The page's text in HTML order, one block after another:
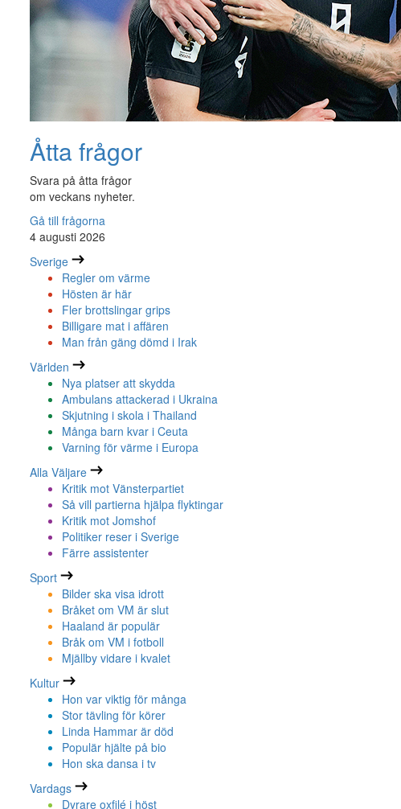
Åtta frågor
Svara på åtta frågor
om veckans nyheter.
Gå till frågorna
4 augusti 2026
Sverige
Regler om värme
Hösten är här
Fler brottslingar grips
Billigare mat i affären
Man från gäng dömd i Irak
Världen
Nya platser att skydda
Ambulans attackerad i Ukraina
Skjutning i skola i Thailand
Många barn kvar i Ceuta
Varning för värme i Europa
Alla Väljare
Kritik mot Vänsterpartiet
Så vill partierna hjälpa flyktingar
Kritik mot Jomshof
Politiker reser i Sverige
Färre assistenter
Sport
Bilder ska visa idrott
Bråket om VM är slut
Haaland är populär
Bråk om VM i fotboll
Mjällby vidare i kvalet
Kultur
Hon var viktig för många
Stor tävling för körer
Linda Hammar är död
Populär hjälte på bio
Hon ska dansa i tv
Vardags
Dyrare oxfilé i höst